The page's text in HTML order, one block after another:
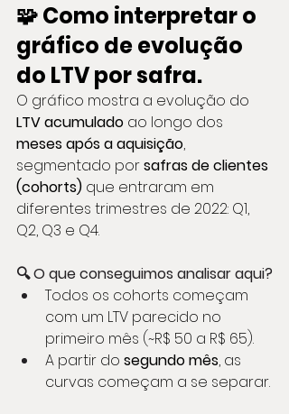
🧩 Como interpretar o
gráfico de evolução
do LTV por safra.
O gráfico mostra a evolução do
LTV acumulado ao longo dos
meses após a aquisição,
segmentado por safras de clientes
(cohorts) que entraram em
diferentes trimestres de 2022: Q1,
Q2, Q3 e Q4.
🔍 O que conseguimos analisar aqui?
Todos os cohorts começam
com um LTV parecido no
primeiro mês (~R$ 50 a R$ 65).
A partir do segundo mês, as
curvas começam a se separar.